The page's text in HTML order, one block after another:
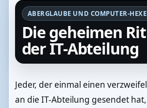
ABERGLAUBE UND COMPUTER-
Die geheimen
der IT-Abteilung
Jeder, der einmal einen
an die IT-Abteilung gesendet